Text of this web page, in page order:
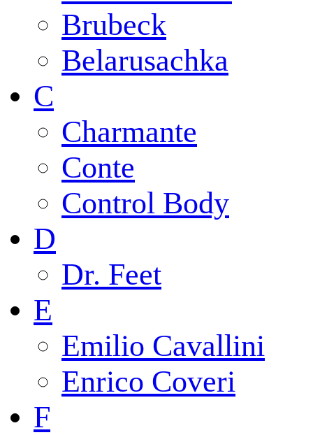
Brubeck
Belarusachka
C
Charmante
Conte
Control Body
D
Dr. Feet
E
Emilio Cavallini
Enrico Coveri
F